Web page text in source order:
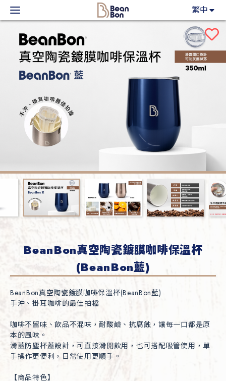
繁中
咖啡市集
BeanBon報報
關於我們
BeanBon真空陶瓷鍍膜咖啡保溫杯
(BeanBon藍)
BeanBon真空陶瓷鍍膜咖啡保溫杯(BeanBon藍)
手沖、掛耳咖啡的最佳拍檔
咖啡不留味、飲品不混味，耐酸鹼、抗腐蝕，讓每一口都是原
本的風味。
滑蓋防塵杯蓋設計，可直接滑開飲用，也可搭配吸管使用，單
手操作更便利，日常使用更順手。
【商品特色】